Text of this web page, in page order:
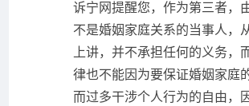
诉宁网提醒您，作为第三者，
不是婚姻家庭关系的当事人，
上讲，并不承担任何的义务，
律也不能因为要保证婚姻家庭
而过多干涉个人行为的自由，